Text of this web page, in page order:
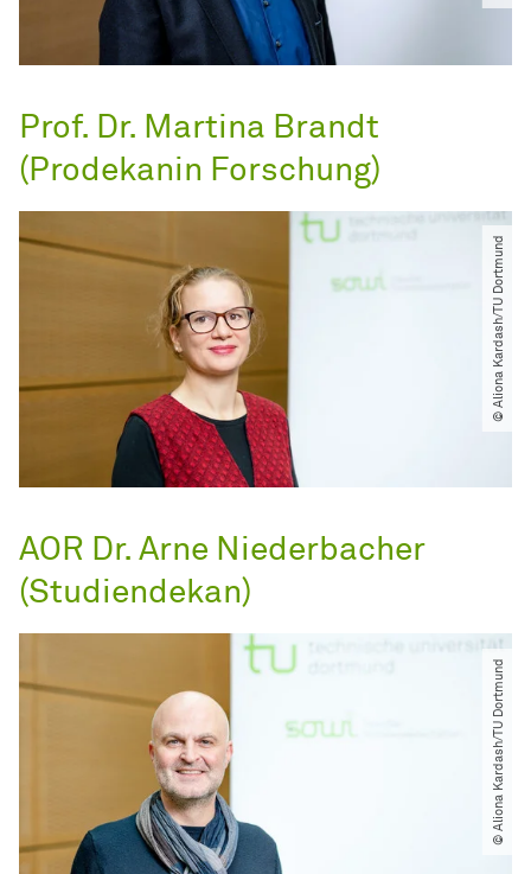
Prof. Dr. Martina Brandt
(Prodekanin Forschung)
© Aliona Kardash​/​TU Dortmund
AOR Dr. Arne Niederbacher
(Studiendekan)
© Aliona Kardash​/​TU Dortmund